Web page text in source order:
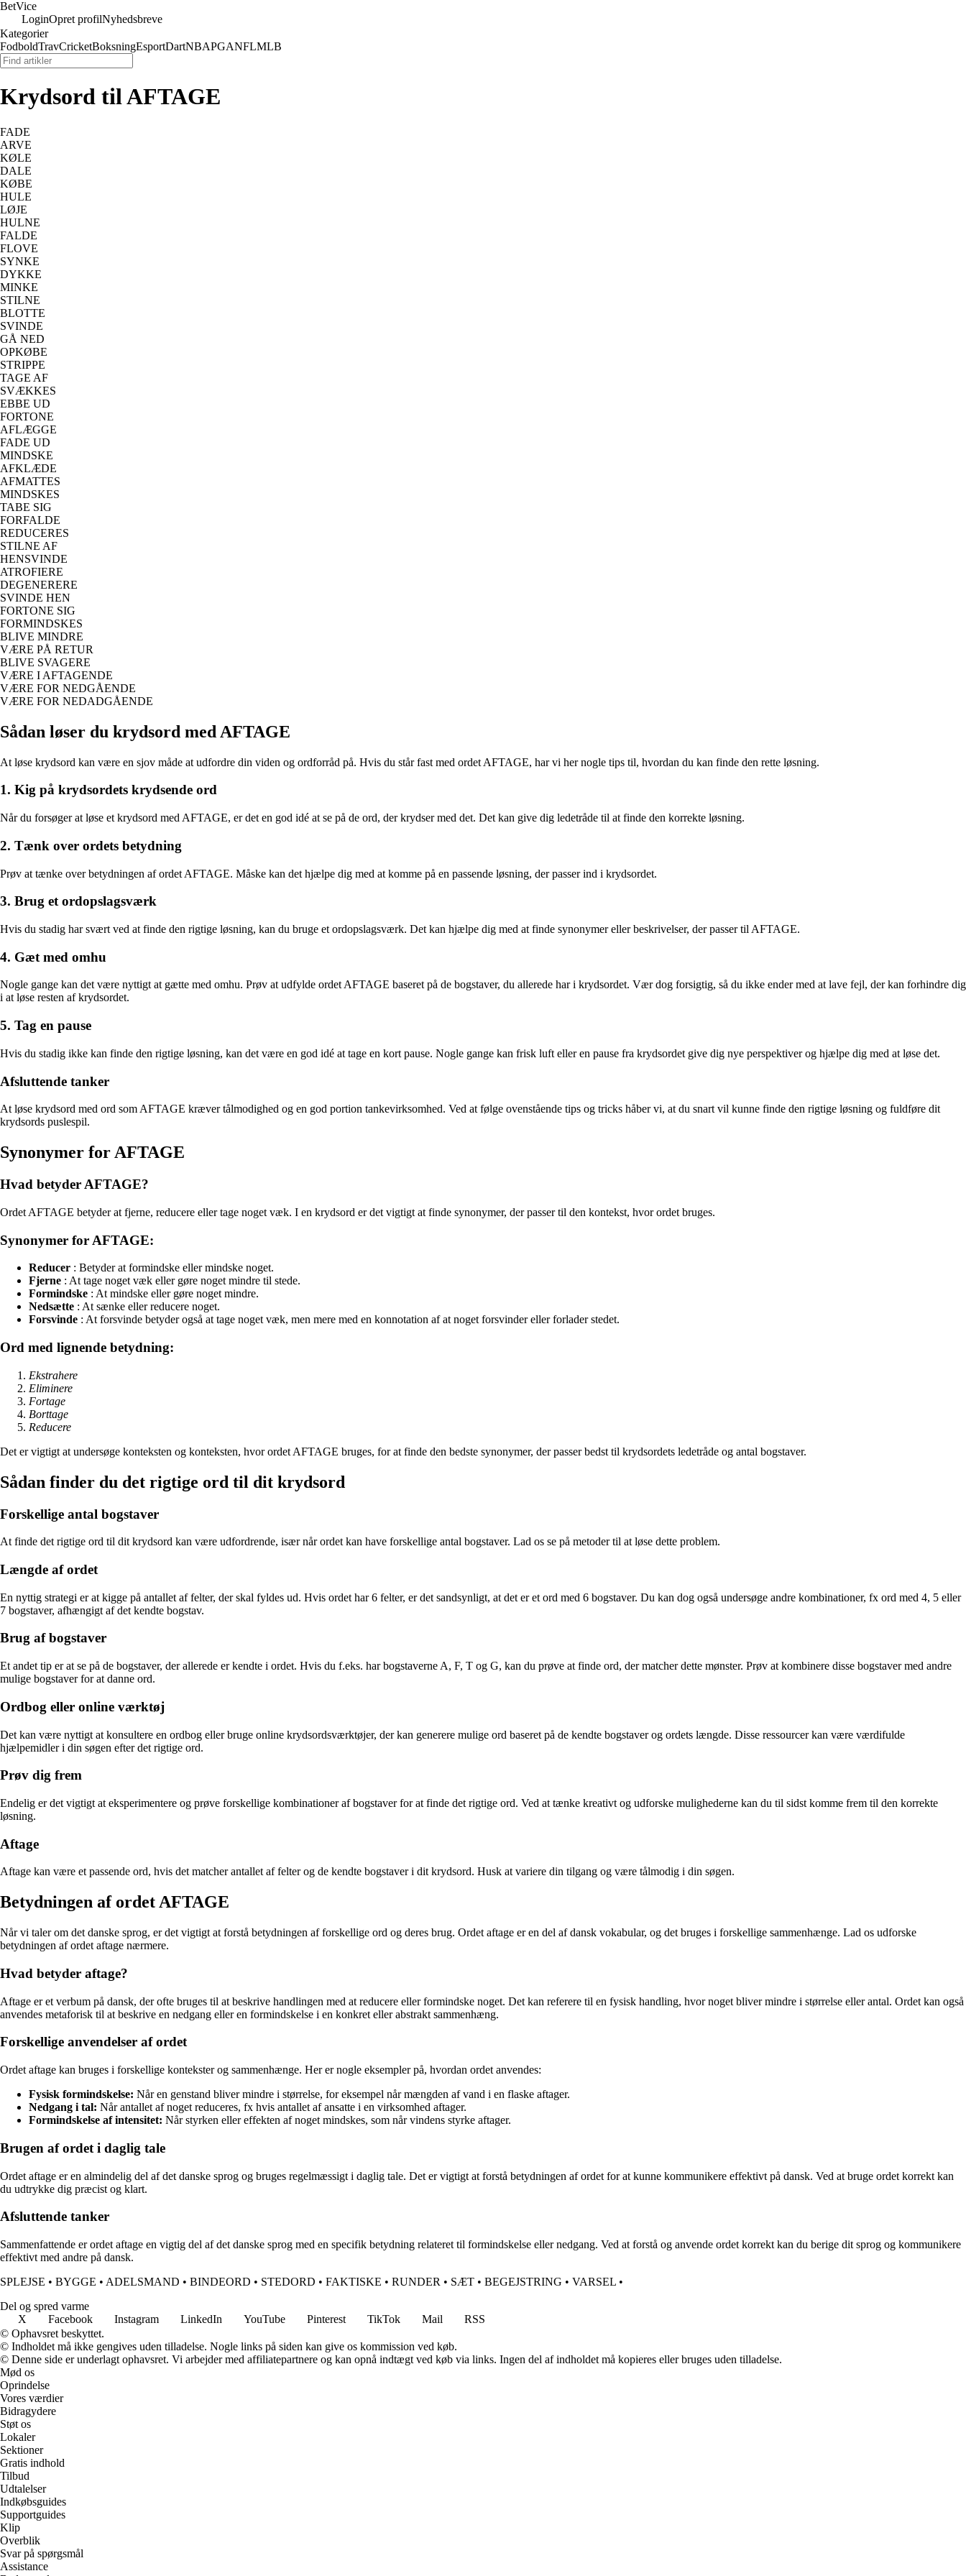
BetVice
LoginOpret profilNyhedsbreve
Kategorier
FodboldTravCricketBoksningEsportDartNBAPGANFLMLB
Krydsord til AFTAGE
FADE
ARVE
KØLE
DALE
KØBE
HULE
LØJE
HULNE
FALDE
FLOVE
SYNKE
DYKKE
MINKE
STILNE
BLOTTE
SVINDE
GÅ NED
OPKØBE
STRIPPE
TAGE AF
SVÆKKES
EBBE UD
FORTONE
AFLÆGGE
FADE UD
MINDSKE
AFKLÆDE
AFMATTES
MINDSKES
TABE SIG
FORFALDE
REDUCERES
STILNE AF
HENSVINDE
ATROFIERE
DEGENERERE
SVINDE HEN
FORTONE SIG
FORMINDSKES
BLIVE MINDRE
VÆRE PÅ RETUR
BLIVE SVAGERE
VÆRE I AFTAGENDE
VÆRE FOR NEDGÅENDE
VÆRE FOR NEDADGÅENDE
Sådan løser du krydsord med AFTAGE
At løse krydsord kan være en sjov måde at udfordre din viden og ordforråd på. Hvis du står fast med ordet AFTAGE, har vi her nogle tips til, hvordan du kan finde den rette løsning.
1. Kig på krydsordets krydsende ord
Når du forsøger at løse et krydsord med AFTAGE, er det en god idé at se på de ord, der krydser med det. Det kan give dig ledetråde til at finde den korrekte løsning.
2. Tænk over ordets betydning
Prøv at tænke over betydningen af ordet AFTAGE. Måske kan det hjælpe dig med at komme på en passende løsning, der passer ind i krydsordet.
3. Brug et ordopslagsværk
Hvis du stadig har svært ved at finde den rigtige løsning, kan du bruge et ordopslagsværk. Det kan hjælpe dig med at finde synonymer eller beskrivelser, der passer til AFTAGE.
4. Gæt med omhu
Nogle gange kan det være nyttigt at gætte med omhu. Prøv at udfylde ordet AFTAGE baseret på de bogstaver, du allerede har i krydsordet. Vær dog forsigtig, så du ikke ender med at lave fejl, der kan forhindre dig
i at løse resten af krydsordet.
5. Tag en pause
Hvis du stadig ikke kan finde den rigtige løsning, kan det være en god idé at tage en kort pause. Nogle gange kan frisk luft eller en pause fra krydsordet give dig nye perspektiver og hjælpe dig med at løse det.
Afsluttende tanker
At løse krydsord med ord som AFTAGE kræver tålmodighed og en god portion tankevirksomhed. Ved at følge ovenstående tips og tricks håber vi, at du snart vil kunne finde den rigtige løsning og fuldføre dit
krydsords puslespil.
Synonymer for AFTAGE
Hvad betyder AFTAGE?
Ordet AFTAGE betyder at fjerne, reducere eller tage noget væk. I en krydsord er det vigtigt at finde synonymer, der passer til den kontekst, hvor ordet bruges.
Synonymer for AFTAGE:
Reducer : Betyder at formindske eller mindske noget.
Fjerne : At tage noget væk eller gøre noget mindre til stede.
Formindske : At mindske eller gøre noget mindre.
Nedsætte : At sænke eller reducere noget.
Forsvinde : At forsvinde betyder også at tage noget væk, men mere med en konnotation af at noget forsvinder eller forlader stedet.
Ord med lignende betydning:
Ekstrahere
Eliminere
Fortage
Borttage
Reducere
Det er vigtigt at undersøge konteksten og konteksten, hvor ordet AFTAGE bruges, for at finde den bedste synonymer, der passer bedst til krydsordets ledetråde og antal bogstaver.
Sådan finder du det rigtige ord til dit krydsord
Forskellige antal bogstaver
At finde det rigtige ord til dit krydsord kan være udfordrende, især når ordet kan have forskellige antal bogstaver. Lad os se på metoder til at løse dette problem.
Længde af ordet
En nyttig strategi er at kigge på antallet af felter, der skal fyldes ud. Hvis ordet har 6 felter, er det sandsynligt, at det er et ord med 6 bogstaver. Du kan dog også undersøge andre kombinationer, fx ord med 4, 5 eller
7 bogstaver, afhængigt af det kendte bogstav.
Brug af bogstaver
Et andet tip er at se på de bogstaver, der allerede er kendte i ordet. Hvis du f.eks. har bogstaverne A, F, T og G, kan du prøve at finde ord, der matcher dette mønster. Prøv at kombinere disse bogstaver med andre
mulige bogstaver for at danne ord.
Ordbog eller online værktøj
Det kan være nyttigt at konsultere en ordbog eller bruge online krydsordsværktøjer, der kan generere mulige ord baseret på de kendte bogstaver og ordets længde. Disse ressourcer kan være værdifulde
hjælpemidler i din søgen efter det rigtige ord.
Prøv dig frem
Endelig er det vigtigt at eksperimentere og prøve forskellige kombinationer af bogstaver for at finde det rigtige ord. Ved at tænke kreativt og udforske mulighederne kan du til sidst komme frem til den korrekte
løsning.
Aftage
Aftage kan være et passende ord, hvis det matcher antallet af felter og de kendte bogstaver i dit krydsord. Husk at variere din tilgang og være tålmodig i din søgen.
Betydningen af ordet AFTAGE
Når vi taler om det danske sprog, er det vigtigt at forstå betydningen af forskellige ord og deres brug. Ordet aftage er en del af dansk vokabular, og det bruges i forskellige sammenhænge. Lad os udforske
betydningen af ordet aftage nærmere.
Hvad betyder aftage?
Aftage er et verbum på dansk, der ofte bruges til at beskrive handlingen med at reducere eller formindske noget. Det kan referere til en fysisk handling, hvor noget bliver mindre i størrelse eller antal. Ordet kan også
anvendes metaforisk til at beskrive en nedgang eller en formindskelse i en konkret eller abstrakt sammenhæng.
Forskellige anvendelser af ordet
Ordet aftage kan bruges i forskellige kontekster og sammenhænge. Her er nogle eksempler på, hvordan ordet anvendes:
Fysisk formindskelse: Når en genstand bliver mindre i størrelse, for eksempel når mængden af vand i en flaske aftager.
Nedgang i tal: Når antallet af noget reduceres, fx hvis antallet af ansatte i en virksomhed aftager.
Formindskelse af intensitet: Når styrken eller effekten af noget mindskes, som når vindens styrke aftager.
Brugen af ordet i daglig tale
Ordet aftage er en almindelig del af det danske sprog og bruges regelmæssigt i daglig tale. Det er vigtigt at forstå betydningen af ordet for at kunne kommunikere effektivt på dansk. Ved at bruge ordet korrekt kan
du udtrykke dig præcist og klart.
Afsluttende tanker
Sammenfattende er ordet aftage en vigtig del af det danske sprog med en specifik betydning relateret til formindskelse eller nedgang. Ved at forstå og anvende ordet korrekt kan du berige dit sprog og kommunikere
effektivt med andre på dansk.
SPLEJSE • BYGGE • ADELSMAND • BINDEORD • STEDORD • FAKTISKE • RUNDER • SÆT • BEGEJSTRING • VARSEL •
Del og spred varme
X
Facebook Instagram LinkedIn YouTube Pinterest TikTok Mail
RSS
© Ophavsret beskyttet.
© Indholdet må ikke gengives uden tilladelse. Nogle links på siden kan give os kommission ved køb.
© Denne side er underlagt ophavsret. Vi arbejder med affiliatepartnere og kan opnå indtægt ved køb via links. Ingen del af indholdet må kopieres eller bruges uden tilladelse.
Mød os
Oprindelse
Vores værdier
Bidragydere
Støt os
Lokaler
Sektioner
Gratis indhold
Tilbud
Udtalelser
Indkøbsguides
Supportguides
Klip
Overblik
Svar på spørgsmål
Assistance